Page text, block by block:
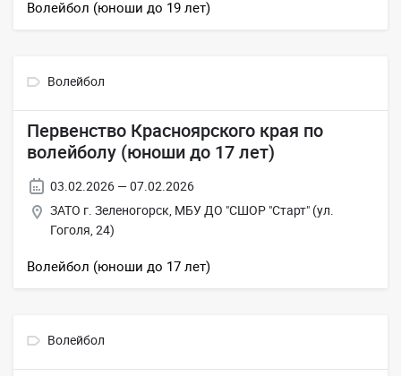
Волейбол (юноши до 19 лет)
Волейбол
Первенство Красноярского края по
волейболу (юноши до 17 лет)
03.02.2026 — 07.02.2026
ЗАТО г. Зеленогорск, МБУ ДО "СШОР "Старт" (ул.
Гоголя, 24)
Волейбол (юноши до 17 лет)
Волейбол